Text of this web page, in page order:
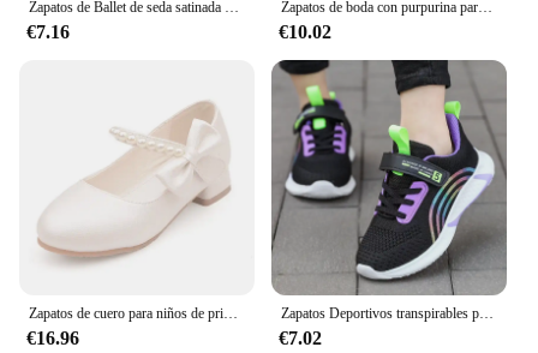
Zapatos de Ballet de seda satinada de lujo para niñas pequeñas, zapatos planos de bailarina con banda elástica y pajarita de punta redonda, mocasines suaves de diseño de marca
€7.16
Zapatos de boda con purpurina para niñas, sandalias de princesa para niños, zapatos de fiesta de moda con perlas, nueva marca
€10.02
Zapatos de cuero para niños de primavera, zapatos de princesa de tacón alto con lazo blanco para niñas, zapatos de perlas de pasarela simples a la moda, talla 26-38
€16.96
Zapatos Deportivos transpirables para niños, zapatillas de tela de malla de caña baja, informales, para correr, talla 28-38, Primavera
€7.02